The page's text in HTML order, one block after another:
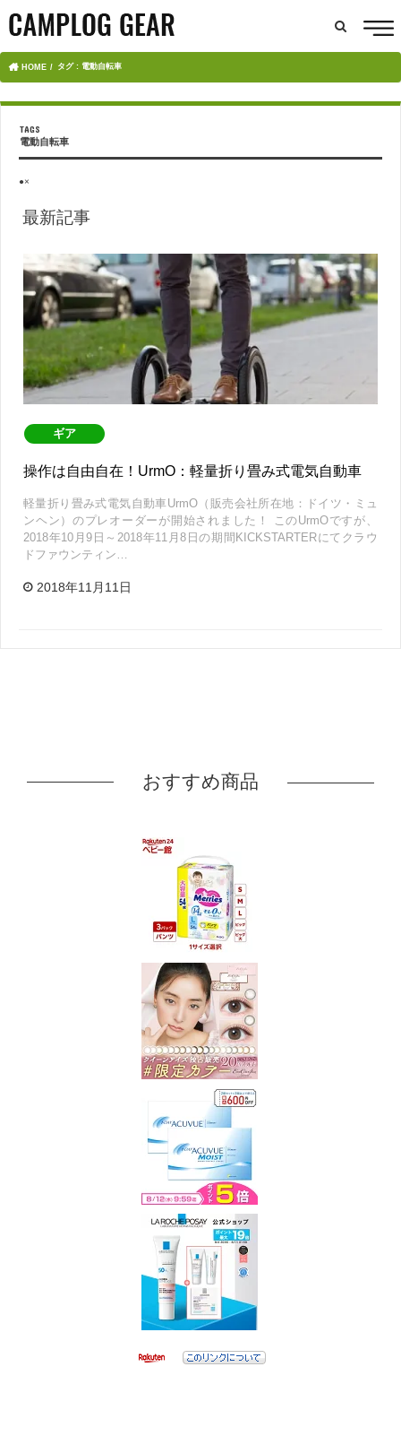
HOME タグ : 電動自転車
電動自転車
●×
最新記事
ギア
操作は自由自在！UrmO：軽量折り畳み式電気自動車
軽量折り畳み式電気自動車UrmO（販売会社所在地：ドイツ・ミュ
ンヘン）のプレオーダーが開始されました！ このUrmOですが、
2018年10月9日～2018年11月8日の期間KICKSTARTERにてクラウ
ドファウンティン…
2018年11月11日
おすすめ商品